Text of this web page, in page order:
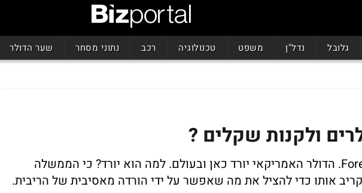
גלובל נדל"ן משפט טכנולוגיה רכב נתוני מסחר שער הדולר
ולקנות שקלים ?
משה שלום - ForexManage. הדולר האמריקאי יורד כאן ובעולם. למה הוא יורד? כי הממשלה
אותו כדי להציל את מה שאפשר על ידי הורדה מאסיבית של הריבית.